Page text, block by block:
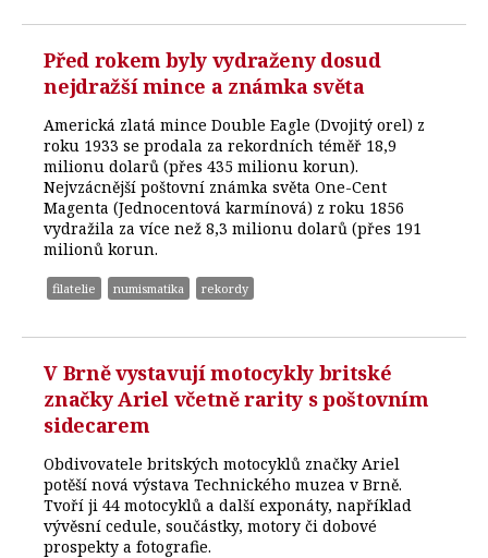
Před rokem byly vydraženy dosud
nejdražší mince a známka světa
Americká zlatá mince Double Eagle (Dvojitý orel) z
roku 1933 se prodala za rekordních téměř 18,9
milionu dolarů (přes 435 milionu korun).
Nejvzácnější poštovní známka světa One-Cent
Magenta (Jednocentová karmínová) z roku 1856
vydražila za více než 8,3 milionu dolarů (přes 191
milionů korun.
filatelie numismatika rekordy
V Brně vystavují motocykly britské
značky Ariel včetně rarity s poštovním
sidecarem
Obdivovatele britských motocyklů značky Ariel
potěší nová výstava Technického muzea v Brně.
Tvoří ji 44 motocyklů a další exponáty, například
vývěsní cedule, součástky, motory či dobové
prospekty a fotografie.